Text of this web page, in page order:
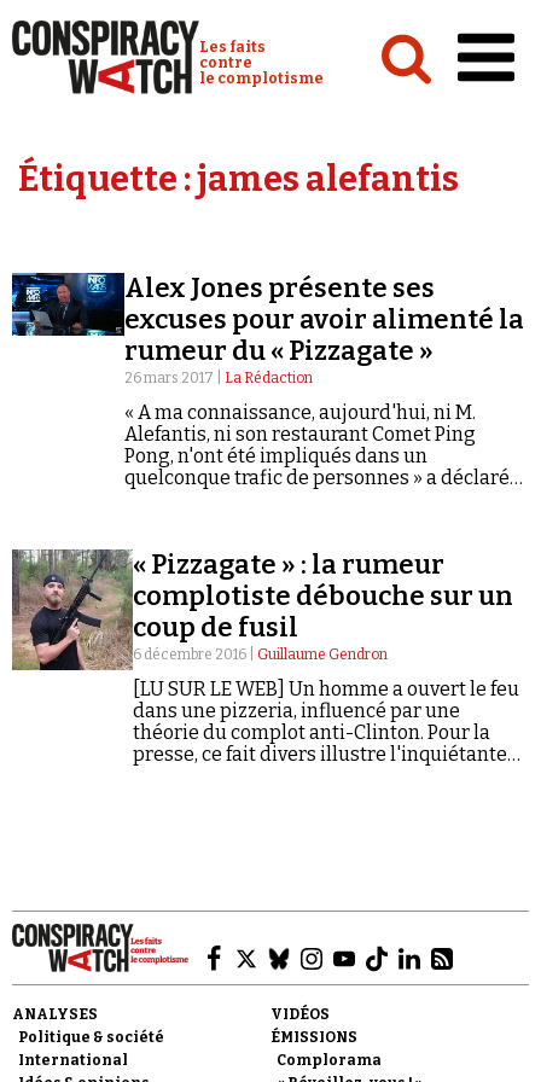
Conspiracy Watch :
Les faits
contre
le complotisme
Analyses
Vidéos
Émissions
Revues de presse
Faire un don
Étiquette :james alefantis
Alex Jones présente ses
excuses pour avoir alimenté la
rumeur du « Pizzagate »
26 mars 2017 | La Rédaction
« A ma connaissance, aujourd'hui, ni M.
Alefantis, ni son restaurant Comet Ping
Pong, n'ont été impliqués dans un
quelconque trafic de personnes » a déclaré
« Pizzagate » : la rumeur
complotiste débouche sur un
coup de fusil
6 décembre 2016 | Guillaume Gendron
[LU SUR LE WEB] Un homme a ouvert le feu
dans une pizzeria, influencé par une
théorie du complot anti-Clinton. Pour la
presse, ce fait divers illustre l'inquiétante
ANALYSES
Politique & société
International
VIDÉOS
ÉMISSIONS
Complorama